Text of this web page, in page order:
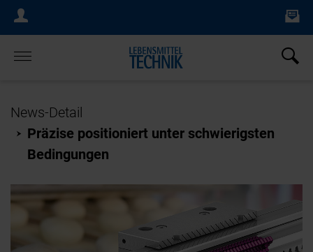
Login Menu
Home
News-Detail
Präzise positioniert unter schwierigsten
Bedingungen
×